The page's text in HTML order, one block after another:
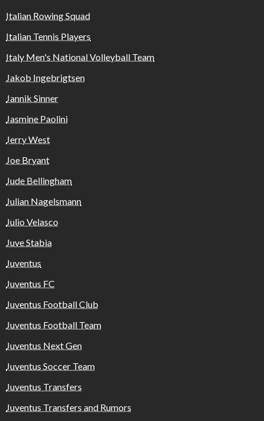
Italian Rowing Squad
Italian Tennis Players
Italy Men's National Volleyball Team
Jakob Ingebrigtsen
Jannik Sinner
Jasmine Paolini
Jerry West
Joe Bryant
Jude Bellingham
Julian Nagelsmann
Julio Velasco
Juve Stabia
Juventus
Juventus FC
Juventus Football Club
Juventus Football Team
Juventus Next Gen
Juventus Soccer Team
Juventus Transfers
Juventus Transfers and Rumors